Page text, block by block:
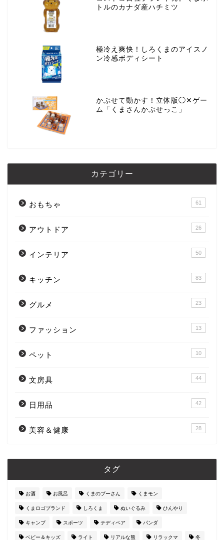
トルのカナダ産ハチミツ
極冷え爽快！しろくまのアイスノ
ン冷感ボディシート
かぶせて動かす！立体版◯✕ゲー
ム「くまさんかぶせっこ」
カテゴリー
おもちゃ 61
アウトドア 26
インテリア 50
キッチン 83
グルメ 23
ファッション 13
ペット 10
文房具 44
日用品 42
美容＆健康 28
タグ
お酒 お風呂 くまのプーさん くまモン
くまロゴブランド しろくま ぬいぐるみ ひんやり
キャンプ スポーツ テディベア パンダ
ベビー＆キッズ ライト リアルな熊 リラックマ 冬